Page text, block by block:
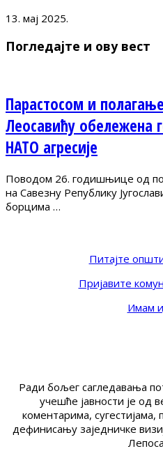
13. мај 2025.
Погледајте и ову вест
Парастосом и
Леосавићу обележена
НАТО агресије
Поводом 26. годишњице од
на Савезну Републику
борцима …
Питајте
Пријавите
Имам
Ради бољег сагледавања
учешће јавности је од
коментарима,
дефинисању заједничке